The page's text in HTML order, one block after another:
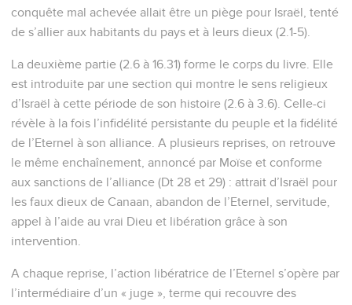
conquête mal achevée allait être un piège pour Israël, tenté
de s’allier aux habitants du pays et à leurs dieux (2.1-5).
La deuxième partie (2.6 à 16.31) forme le corps du livre. Elle
est introduite par une section qui montre le sens religieux
d’Israël à cette période de son histoire (2.6 à 3.6). Celle-ci
révèle à la fois l’infidélité persistante du peuple et la fidélité
de l’Eternel à son alliance. A plusieurs reprises, on retrouve
le même enchaînement, annoncé par Moïse et conforme
aux sanctions de l’alliance (Dt 28 et 29) : attrait d’Israël pour
les faux dieux de Canaan, abandon de l’Eternel, servitude,
appel à l’aide au vrai Dieu et libération grâce à son
intervention.
A chaque reprise, l’action libératrice de l’Eternel s’opère par
l’intermédiaire d’un « juge », terme qui recouvre des